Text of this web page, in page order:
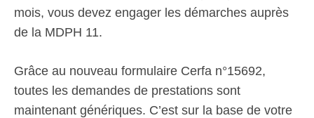
mois, vous devez engager les démarches auprès
de la MDPH 11.
Grâce au nouveau formulaire Cerfa n°15692,
toutes les demandes de prestations sont
maintenant génériques. C’est sur la base de votre